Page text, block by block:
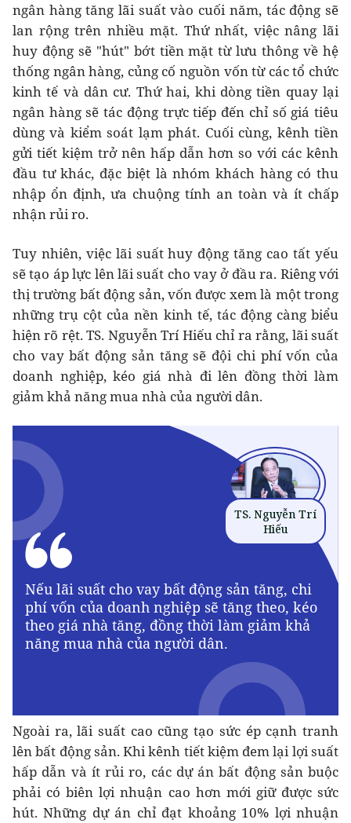
ngân hàng tăng lãi suất vào cuối năm, tác động sẽ
lan rộng trên nhiều mặt. Thứ nhất, việc nâng lãi
huy động sẽ "hút" bớt tiền mặt từ lưu thông về hệ
thống ngân hàng, củng cố nguồn vốn từ các tổ chức
kinh tế và dân cư. Thứ hai, khi dòng tiền quay lại
ngân hàng sẽ tác động trực tiếp đến chỉ số giá tiêu
dùng và kiểm soát lạm phát. Cuối cùng, kênh tiền
gửi tiết kiệm trở nên hấp dẫn hơn so với các kênh
đầu tư khác, đặc biệt là nhóm khách hàng có thu
nhập ổn định, ưa chuộng tính an toàn và ít chấp
nhận rủi ro.
Tuy nhiên, việc lãi suất huy động tăng cao tất yếu
sẽ tạo áp lực lên lãi suất cho vay ở đầu ra. Riêng với
thị trường bất động sản, vốn được xem là một trong
những trụ cột của nền kinh tế, tác động càng biểu
hiện rõ rệt. TS. Nguyễn Trí Hiếu chỉ ra rằng, lãi suất
cho vay bất động sản tăng sẽ đội chi phí vốn của
doanh nghiệp, kéo giá nhà đi lên đồng thời làm
giảm khả năng mua nhà của người dân.
Ngoài ra, lãi suất cao cũng tạo sức ép cạnh tranh
lên bất động sản. Khi kênh tiết kiệm đem lại lợi suất
hấp dẫn và ít rủi ro, các dự án bất động sản buộc
phải có biên lợi nhuận cao hơn mới giữ được sức
hút. Những dự án chỉ đạt khoảng 10% lợi nhuận